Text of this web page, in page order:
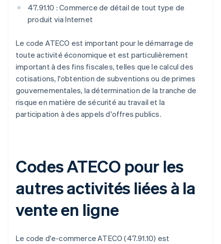
47.91.10 : Commerce de détail de tout type de
produit via Internet
Le code ATECO est important pour le démarrage de
toute activité économique et est particulièrement
important à des fins fiscales, telles que le calcul des
cotisations, l'obtention de subventions ou de primes
gouvernementales, la détermination de la tranche de
risque en matière de sécurité au travail et la
participation à des appels d'offres publics.
Codes ATECO pour les
autres activités liées à la
vente en ligne
Le code d'e-commerce ATECO (47.91.10) est